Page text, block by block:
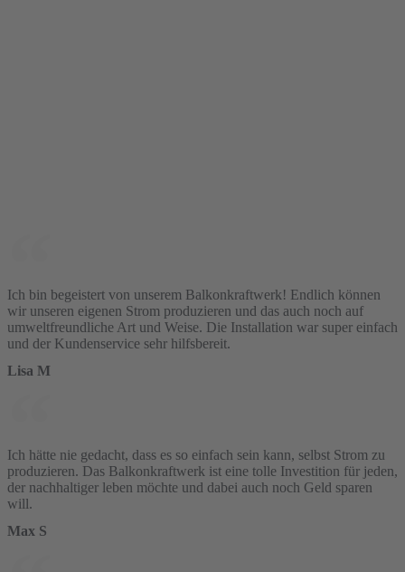
Ich bin begeistert von unserem Balkonkraftwerk! Endlich können
wir unseren eigenen Strom produzieren und das auch noch auf
umweltfreundliche Art und Weise. Die Installation war super einfach
und der Kundenservice sehr hilfsbereit.
Lisa M
Ich hätte nie gedacht, dass es so einfach sein kann, selbst Strom zu
produzieren. Das Balkonkraftwerk ist eine tolle Investition für jeden,
der nachhaltiger leben möchte und dabei auch noch Geld sparen
will.
Max S